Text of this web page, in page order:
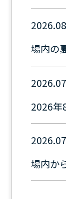
場内の
2026年
場内か